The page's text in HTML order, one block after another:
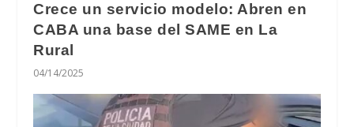
Crece un servicio modelo: Abren en
CABA una base del SAME en La
Rural
04/14/2025